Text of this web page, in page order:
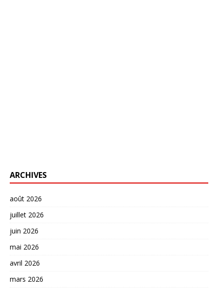
ARCHIVES
août 2026
juillet 2026
juin 2026
mai 2026
avril 2026
mars 2026